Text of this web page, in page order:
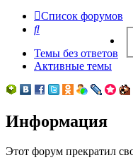
Список форумов
Поиск
Темы без ответов
Активные темы
Информация
Этот форум прекратил